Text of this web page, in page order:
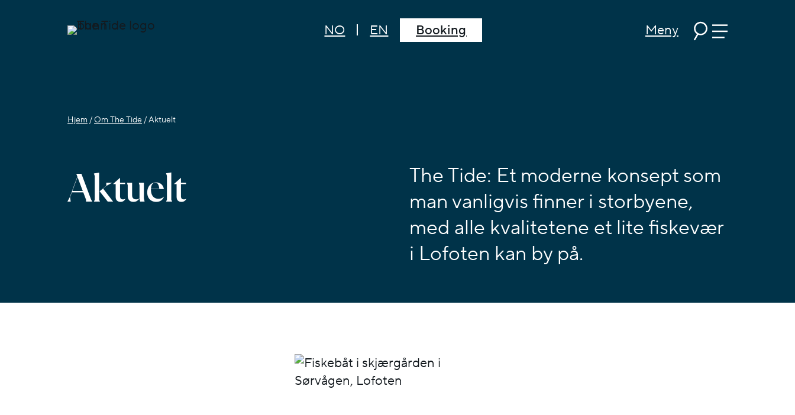
NO EN Booking Meny
Hjem /Om The Tide /Aktuelt
Aktuelt
The Tide: Et moderne konsept som
man vanligvis finner i storbyene,
med alle kvalitetene et lite fiskevær
i Lofoten kan by på.